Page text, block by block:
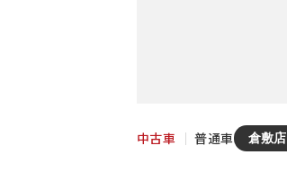
中古車 ｜ 普通車 倉敷店